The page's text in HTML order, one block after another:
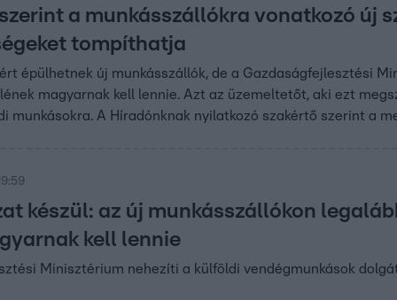
a munkásszállókra vonatkozó új
tompíthatja
épülhetnek új munkásszállók, de a Gazdaságfejlesztési
magyarnak kell lennie. Azt az üzemeltetőt, aki ezt
munkásokra. A Híradónknak nyilatkozó szakértő szerint a
készül: az új munkásszállókon
kell lennie
Minisztérium nehezíti a külföldi vendégmunkások